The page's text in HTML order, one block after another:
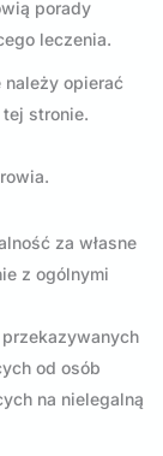
porady
leczenia.
opierać
stronie.
za własne
z ogólnymi
od osób
na nielegalną